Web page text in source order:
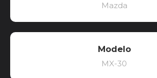
Mazda
Modelo
MX-30